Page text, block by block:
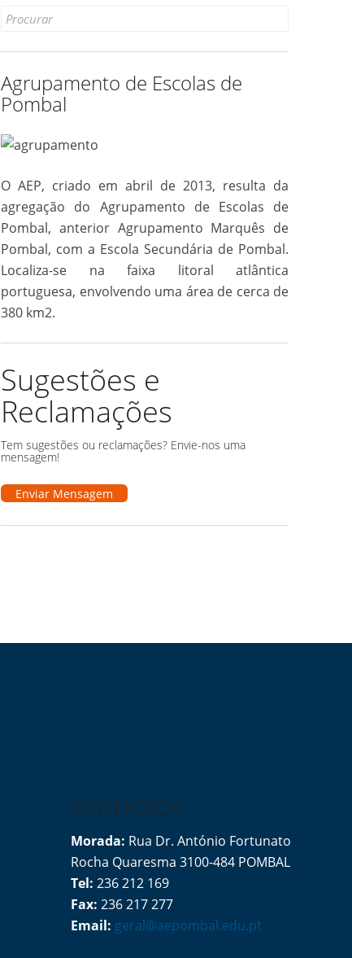
Search
Agrupamento de Escolas de
Pombal
O AEP, criado em abril de 2013, resulta da
agregação do Agrupamento de Escolas de
Pombal, anterior Agrupamento Marquês de
Pombal, com a Escola Secundária de Pombal.
Localiza-se na faixa litoral atlântica
portuguesa, envolvendo uma área de cerca de
380 km2.
Sugestões e
Reclamações
Tem sugestões ou reclamações? Envie-nos uma
mensagem!
Enviar Mensagem
CONTACTOS
Morada: Rua Dr. António Fortunato
Rocha Quaresma 3100-484 POMBAL
Tel: 236 212 169
Fax: 236 217 277
Email: geral@aepombal.edu.pt